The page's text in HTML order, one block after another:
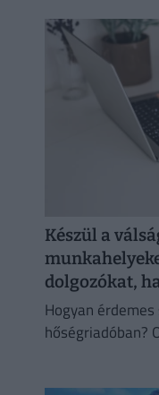
eddiginél
Készül a
dolgozókat,
Hogyan érdemes
hőségriadóban?